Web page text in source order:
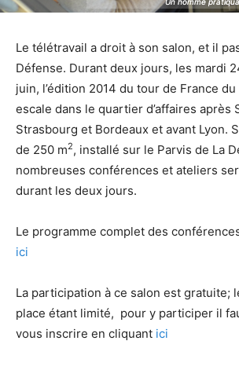
Le télétravail a droit à son salon, et il
Défense. Durant deux jours, les mardi
juin, l’édition 2014 du tour de France
escale dans le quartier d’affaires après
Strasbourg et Bordeaux et avant Lyon.
de 250 m2, installé sur le Parvis de La
nombreuses conférences et ateliers
durant les deux jours.
Le programme complet des
ici
La participation à ce salon est gratuite;
place étant limité, pour y participer il
vous inscrire en cliquant ici